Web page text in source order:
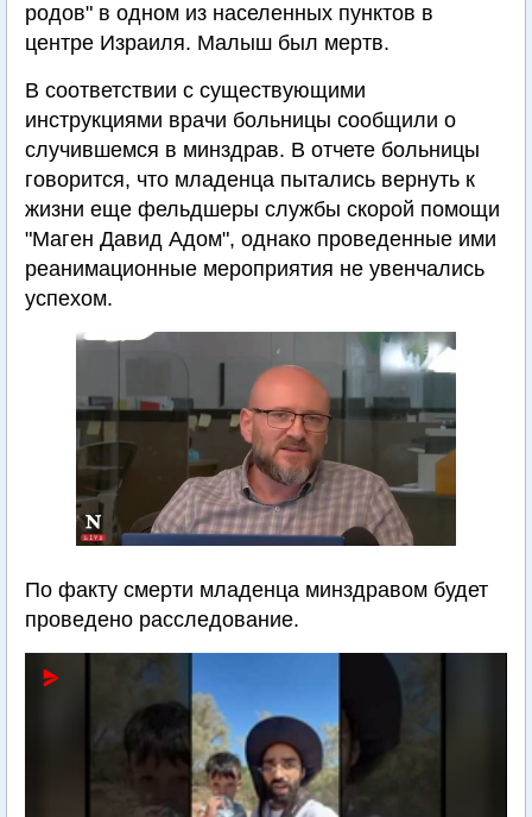
родов" в одном из населенных пунктов в
центре Израиля. Малыш был мертв.
В соответствии с существующими
инструкциями врачи больницы сообщили о
случившемся в минздрав. В отчете больницы
говорится, что младенца пытались вернуть к
жизни еще фельдшеры службы скорой помощи
"Маген Давид Адом", однако проведенные ими
реанимационные мероприятия не увенчались
успехом.
По факту смерти младенца минздравом будет
проведено расследование.